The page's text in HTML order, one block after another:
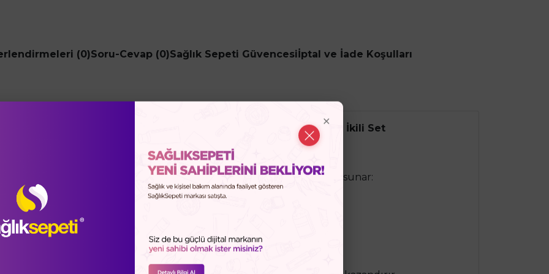
(0)Soru-Cevap (0)Sağlık Sepeti Güvencesiİptal ve İade Koşulları
Cream 50ml + Bioderma Sensibio Foaming Gel 500ml İkili Set
bakımda ihtiyacı olan nemlendirme ve hassas temizliği bir arada sunar:
Lierac Hydragenist Moisturizing Cream (50 ml):